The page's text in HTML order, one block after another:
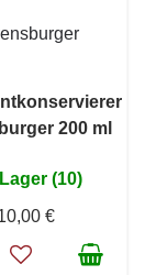
200 ml
(10)
€